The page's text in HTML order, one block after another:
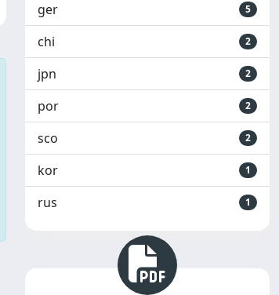
ger 5
chi 2
jpn 2
por 2
sco 2
kor 1
rus 1